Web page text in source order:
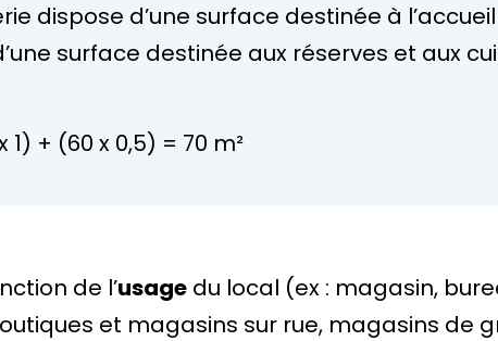
dispose d’une surface destinée à
surface destinée aux réserves et aux
+ (60 x 0,5) = 70 m²
de l’usage du local (ex : magasin,
et magasins sur rue, magasins de